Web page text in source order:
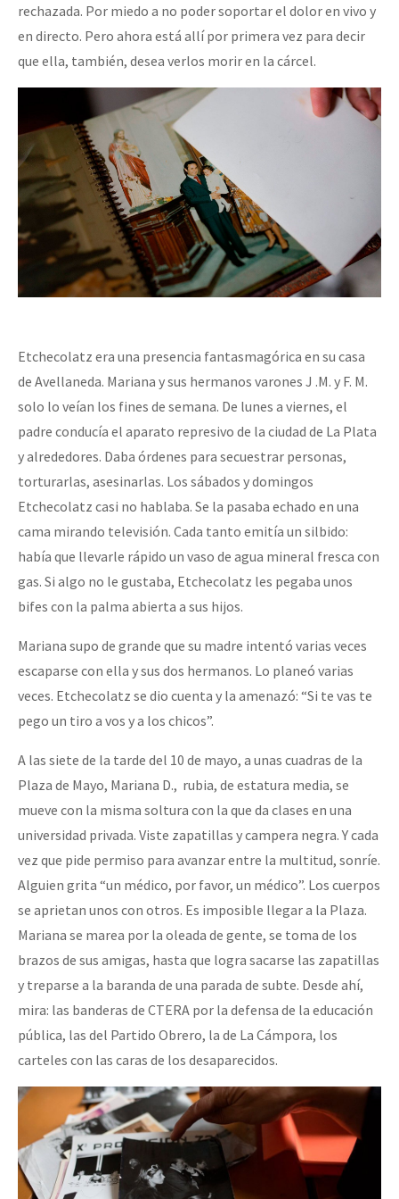
rechazada. Por miedo a no poder soportar el dolor en vivo y
en directo. Pero ahora está allí por primera vez para decir
que ella, también, desea verlos morir en la cárcel.
Etchecolatz era una presencia fantasmagórica en su casa
de Avellaneda. Mariana y sus hermanos varones J .M. y F. M.
solo lo veían los fines de semana. De lunes a viernes, el
padre conducía el aparato represivo de la ciudad de La Plata
y alrededores. Daba órdenes para secuestrar personas,
torturarlas, asesinarlas. Los sábados y domingos
Etchecolatz casi no hablaba. Se la pasaba echado en una
cama mirando televisión. Cada tanto emitía un silbido:
había que llevarle rápido un vaso de agua mineral fresca con
gas. Si algo no le gustaba, Etchecolatz les pegaba unos
bifes con la palma abierta a sus hijos.
Mariana supo de grande que su madre intentó varias veces
escaparse con ella y sus dos hermanos. Lo planeó varias
veces. Etchecolatz se dio cuenta y la amenazó: “Si te vas te
pego un tiro a vos y a los chicos”.
A las siete de la tarde del 10 de mayo, a unas cuadras de la
Plaza de Mayo, Mariana D., rubia, de estatura media, se
mueve con la misma soltura con la que da clases en una
universidad privada. Viste zapatillas y campera negra. Y cada
vez que pide permiso para avanzar entre la multitud, sonríe.
Alguien grita “un médico, por favor, un médico”. Los cuerpos
se aprietan unos con otros. Es imposible llegar a la Plaza.
Mariana se marea por la oleada de gente, se toma de los
brazos de sus amigas, hasta que logra sacarse las zapatillas
y treparse a la baranda de una parada de subte. Desde ahí,
mira: las banderas de CTERA por la defensa de la educación
pública, las del Partido Obrero, la de La Cámpora, los
carteles con las caras de los desaparecidos.